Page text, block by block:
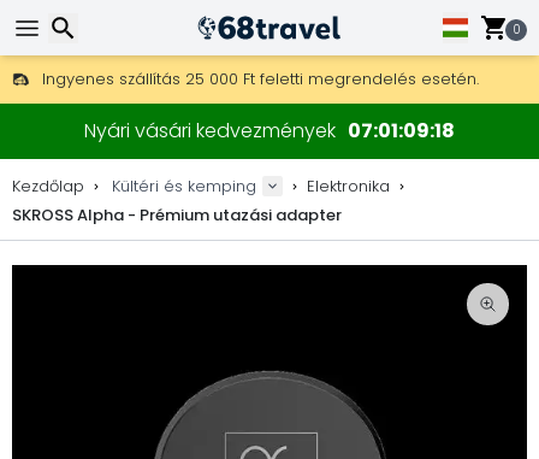
0
Ingyenes szállítás 25 000 Ft feletti megrendelés esetén.
30 nap a visszaküldésre, 90 nap a fa térképekre és dekorokra.
A legjobb árak outdoor felszerelésekre és kiegészítőkre.
Nyári vásári kedvezmények 07 01 09 18
Kezdőlap Kültéri és kemping
Elektronika
SKROSS Alpha - Prémium utazási adapter
Keresés
Keresés